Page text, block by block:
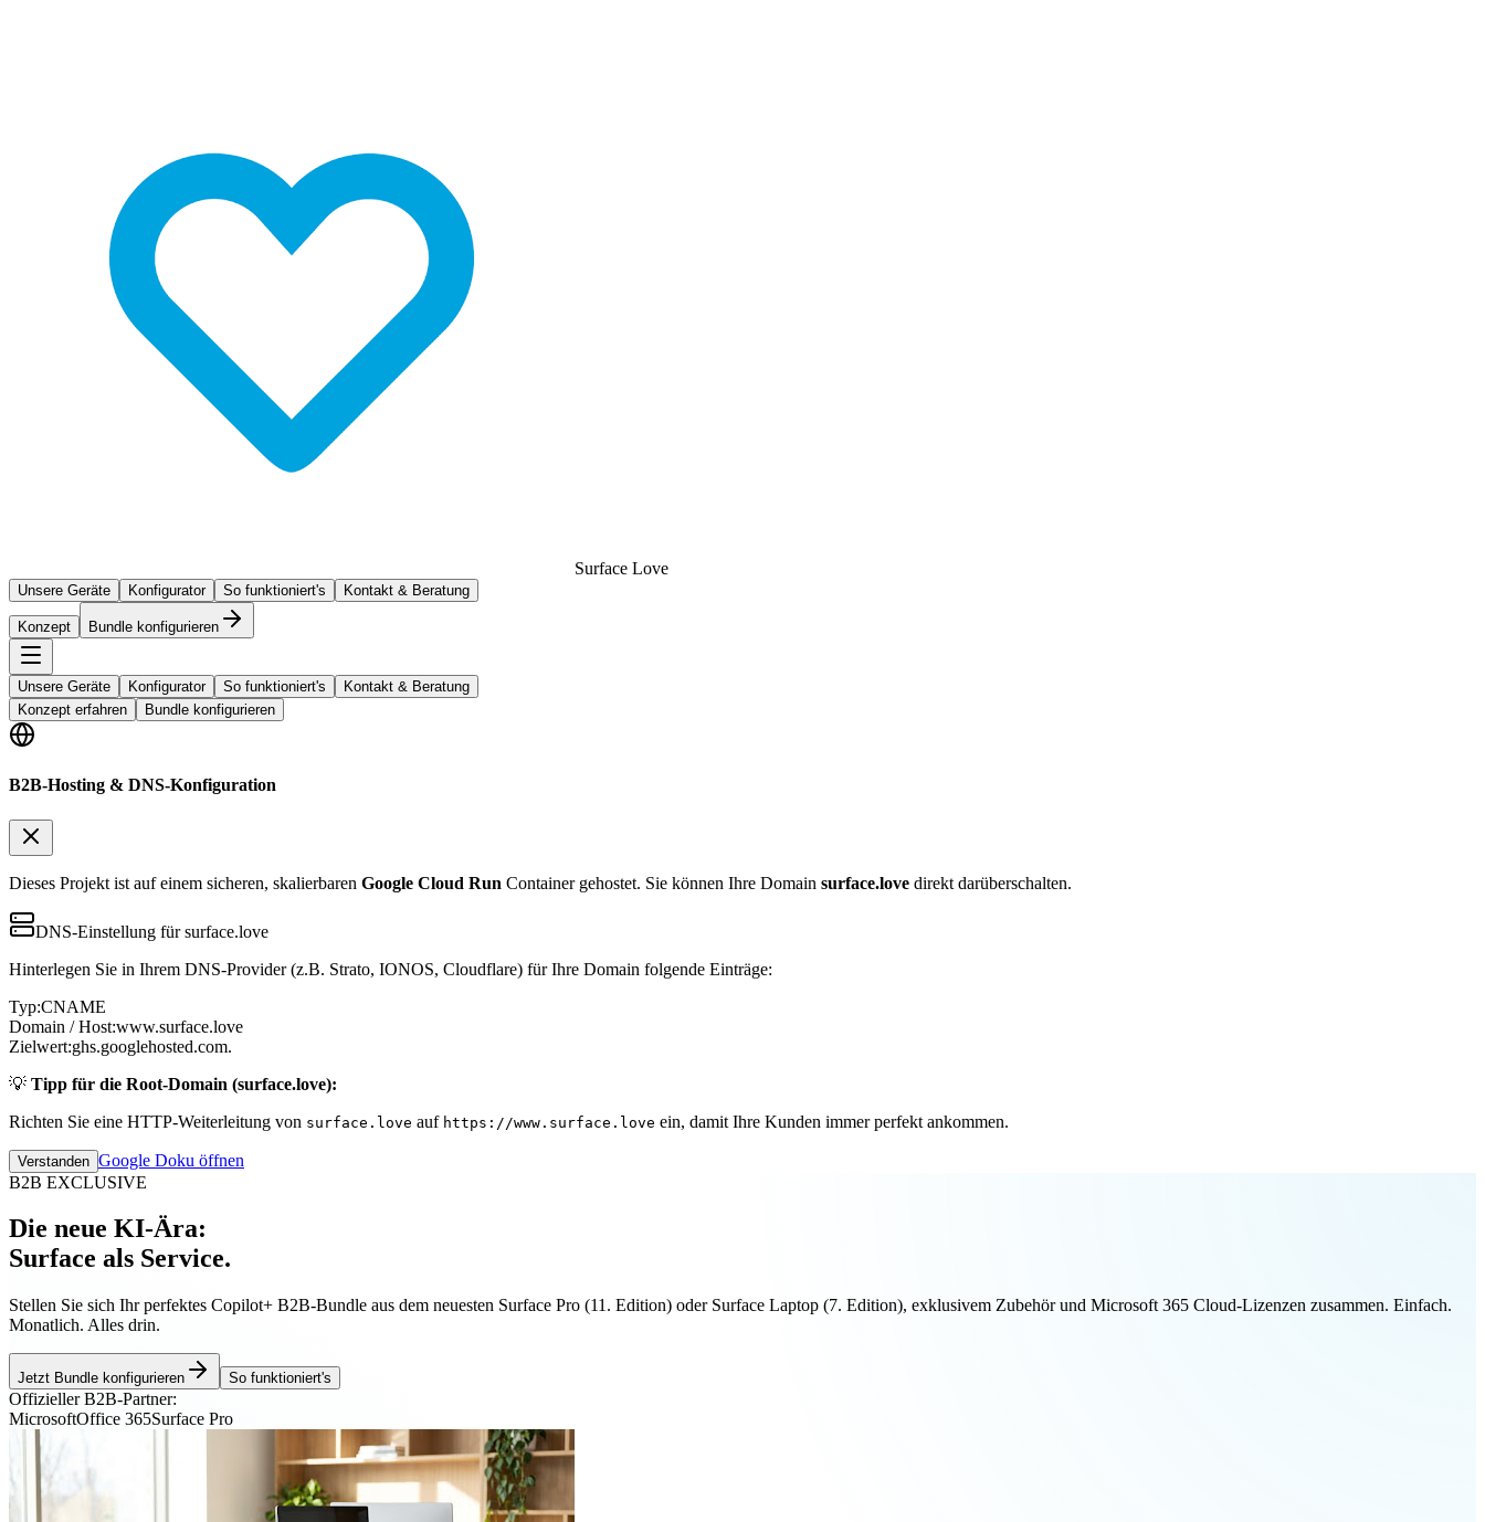
Surface Love
Unsere Geräte Konfigurator So funktioniert's Kontakt & Beratung
Konzept Bundle konfigurieren
Unsere Geräte Konfigurator So funktioniert's
Kontakt & Beratung
Konzept erfahren
Bundle konfigurieren
B2B-Hosting & DNS-Konfiguration
Dieses Projekt ist auf einem sicheren, skalierbaren Google Cloud Run Container gehostet. Sie können Ihre Domain surface.love direkt darüberschalten.
DNS-Einstellung für surface.love
Hinterlegen Sie in Ihrem DNS-Provider (z.B. Strato, IONOS, Cloudflare) für Ihre Domain folgende Einträge:
Typ:CNAME
Domain / Host:www.surface.love
Zielwert:ghs.googlehosted.com.
💡 Tipp für die Root-Domain (surface.love):
Richten Sie eine HTTP-Weiterleitung von surface.love auf https://www.surface.love ein, damit Ihre Kunden immer perfekt ankommen.
Verstanden Google Doku öffnen
B2B EXCLUSIVE
Die neue KI-Ära:
Surface als Service.
Stellen Sie sich Ihr perfektes Copilot+ B2B-Bundle aus dem neuesten Surface Pro (11. Edition) oder Surface Laptop (7. Edition), exklusivem Zubehör und Microsoft 365 Cloud-Lizenzen zusammen. Einfach.
Monatlich. Alles drin.
Jetzt Bundle konfigurieren So funktioniert's
Offizieller B2B-Partner:
MicrosoftOffice 365Surface Pro